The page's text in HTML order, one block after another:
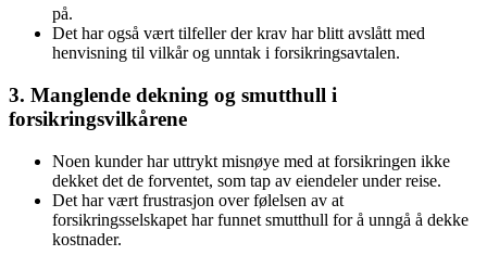
på.
Det har også vært tilfeller der krav har blitt avslått med
henvisning til vilkår og unntak i forsikringsavtalen.
3. Manglende dekning og smutthull i
forsikringsvilkårene
Noen kunder har uttrykt misnøye med at forsikringen ikke
dekket det de forventet, som tap av eiendeler under reise.
Det har vært frustrasjon over følelsen av at
forsikringsselskapet har funnet smutthull for å unngå å dekke
kostnader.